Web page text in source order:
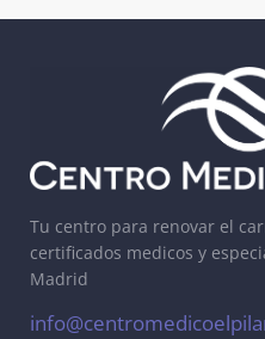
Tu centro para renovar el
certificados medicos y
Madrid